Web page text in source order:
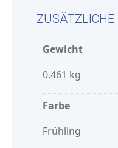
ZUSÄTZLICHE
Gewicht
0.461 kg
Farbe
Frühling